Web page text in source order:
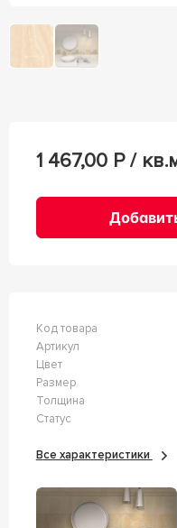
1 467,00 Р /
Код товара
Артикул
Цвет
Размер
Толщина
Статус
Все характеристики